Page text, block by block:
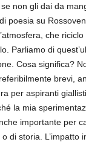
non gli dai da
poesia su
che
Parliamo di
Cosa significa?
brevi,
per aspiranti
la mia
importante per
di storia. L’impatto